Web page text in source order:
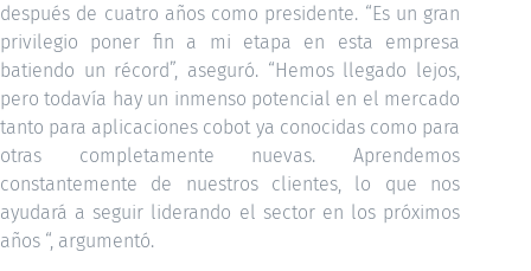
después de cuatro años como presidente. “Es un gran
privilegio poner fin a mi etapa en esta empresa
batiendo un récord”, aseguró. “Hemos llegado lejos,
pero todavía hay un inmenso potencial en el mercado
tanto para aplicaciones cobot ya conocidas como para
otras completamente nuevas. Aprendemos
constantemente de nuestros clientes, lo que nos
ayudará a seguir liderando el sector en los próximos
años “, argumentó.